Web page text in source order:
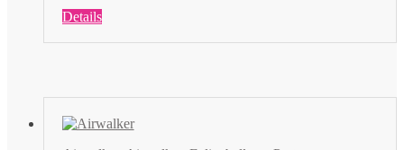
DetailsDieses
weist
auf.
Optionen